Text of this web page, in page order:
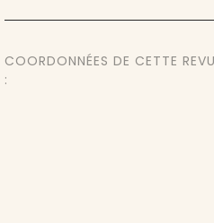
COORDONNÉES DE CETTE
: